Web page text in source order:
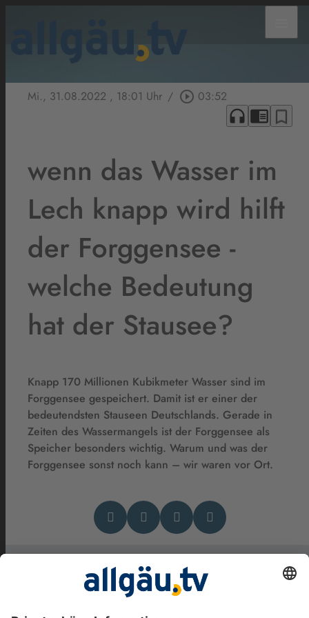
Mi., 31.08.2022 , 18:01 Uhr / play_circle_outline 03:52
headphones chrome_reader_mode bookmark_border
wenn das Wasser im
Lech knapp wird hilft
der Forggensee -
welche Bedeutung
hat der Stausee?
Knapp 170 Millionen Kubikmeter Wasser sind im
Forggensee gespeichert. Damit ist er einer der
bedeutendsten Stauseen Deutschlands. Gerade in
Zeiten des Wassermangels ist der Forggensee als
Speicher besonders wichtig. Warum und was der
Forggensee sonst noch kann – wir waren vor Ort.
Das könnte Dich auch